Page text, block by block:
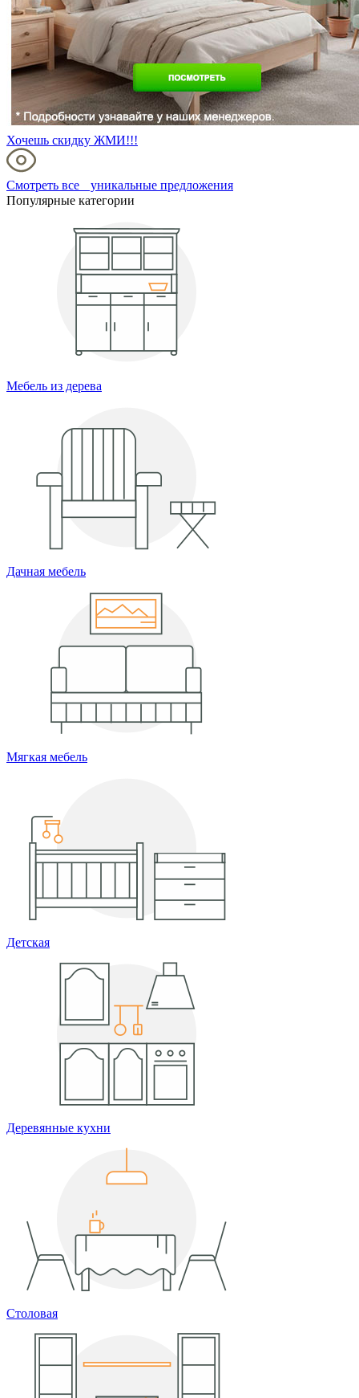
Хочешь скидку ЖМИ!!!
Смотреть все уникальные предложения
Популярные категории
Мебель из дерева
Дачная мебель
Мягкая мебель
Детская
Деревянные кухни
Столовая